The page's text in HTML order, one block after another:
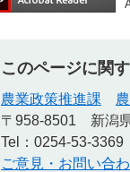
このページに関
農業政策推進課
〒958-8501
新潟
Tel：0254-53-3369
ご意見・お問い合